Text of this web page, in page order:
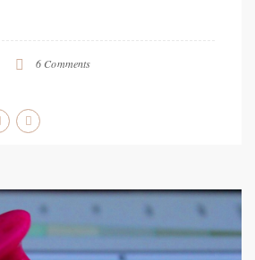
6 Comments